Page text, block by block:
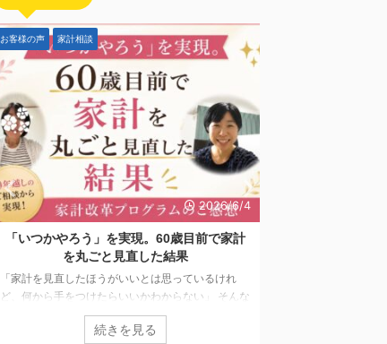
お客様の声 家計相談
2026/6/4
「いつかやろう」を実現。60歳目前で家計
を丸ごと見直した結果
「家計を見直したほうがいいとは思っているけれ
ど、何から手をつけたらいいかわからない」 そんな
思いを抱えながら、なかなか行動に移せない方は少
なくありません。 今回ご紹介するのは、実は10年ほ
続きを見る